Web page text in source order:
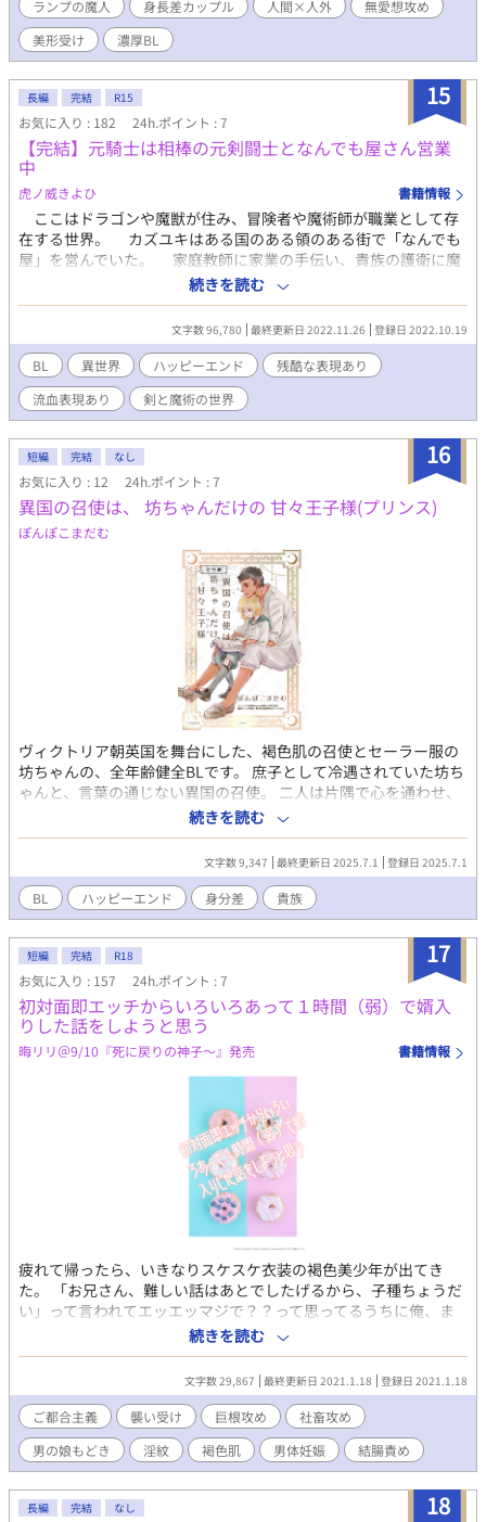
――・―― こちらは、2024年11月に完結した連載作《その手を
とらせて》の加筆改稿版です。 全体にわたり大幅な修正を加えて
おり、既読の方にも新鮮な目線でお楽しみいただけるのではない
思います。） ゆっくりと育まれる恋心や、甘酸っぱいやりとり
に、くすっと笑ってしまうような日常の一幕。 これらを贅沢にぎ
ゅぎゅっと詰め込みました。 このふたりのお話が、あなたの心を
照らす灯火になれたなら。 ――それは、これ以上ないほどの、幸
せにございます。
ランプの魔人 身長差カップル 人間×人外
無愛想攻め
美形受け
濃厚BL
15
長編 完結 R15
お気に入り : 182 24h.ポイント : 7
【完結】元騎士は相棒の元剣闘士となんでも屋さん営業
中
虎ノ威きよひ 書籍情報
ここはドラゴンや魔獣が住み、冒険者や魔術師が職業として存
在する世界。 カズユキはある国のある領のある街で「なんでも
屋」を営んでいた。 家庭教師に家業の手伝い、貴族の護衛に魔
獣退治もなんでもござれ。 そんなある日、相棒のコウが気絶し
たオッドアイの少年、ミナトを連れて帰ってくる。 この話は、
お互い想い合いながらも10年間硬直状態だったふたりが、純真な
少年との関わりや事件によって動き出す物語。 ※コウ（黒髪長髪/
褐色肌/青目/超高身長/無口美形）×カズユキ（金髪短髪/色白/赤
目/高身長/美形）←ミナト（赤髪ベリーショート/金と黒のオッド
アイ/細身で元気な15歳） ※受けのカズユキは性に奔放な設定の
ため、攻めのコウ以外との体の関係を仄めかす表現があります。
※同性婚が認められている世界観です。
続きを読む
文字数 96,780 最終更新日 2022.11.26 登録日 2022.10.19
BL 異世界 ハッピーエンド
残酷な表現あり
流血表現あり
剣と魔術の世界
16
短編 完結 なし
お気に入り : 12 24h.ポイント : 7
異国の召使は、 坊ちゃんだけの 甘々王子様(プリンス)
ぽんぽこまだむ
ヴィクトリア朝英国を舞台にした、褐色肌の召使とセーラー服の
坊ちゃんの、全年齢健全BLです。 庶子として冷遇されていた坊ち
ゃんと、言葉の通じない異国の召使。 二人は片隅で心を通わせ、
それは召使ジャマルの献身と無償の愛に変わっていく。 ※この作
品は、pome村<@pomemura_>様がTwitter（X）で行った、イラ
ストにSSをつける企画に参加した作品に加筆修正を行ったもので
す。 ※以前あった「君はぼくの王子様〜You are my prince
though marginalized〜」を、「坊ちゃん編」とし、今回「ジャ
マル編」として1つの作品としてアップし直したものです。
※「小説家になろう」（全年齢のほう）やpixivにもアップしてい
ます。 ※その関係上、どえっちエロエロいちゃらぶな続きを書い
たのになろうにはアップできないので、秋のJガーデンか何かで紙
の同人誌にする予定です。
続きを読む
文字数 9,347 最終更新日 2025.7.1 登録日 2025.7.1
BL ハッピーエンド 身分差 貴族
17
短編 完結 R18
お気に入り : 157 24h.ポイント : 7
初対面即エッチからいろいろあって１時間（弱）で婿入
りした話をしようと思う
晦リリ＠9/10『死に戻りの神子～』発売 書籍情報
疲れて帰ったら、いきなりスケスケ衣装の褐色美少年が出てき
た。 「お兄さん、難しい話はあとでしたげるから、子種ちょうだ
い」って言われてエッエッマジで？？って思ってるうちに俺、ま
たがられちゃった。 社畜巨根ノンケ×タイムリミット付き褐色美
少年 ※ムーンライトノベルズにも掲載中
続きを読む
文字数 29,867 最終更新日 2021.1.18 登録日 2021.1.18
ご都合主義 襲い受け 巨根攻め
社畜攻め
男の娘もどき
淫紋 褐色肌 男体妊娠 結腸責め
18
長編 完結 なし